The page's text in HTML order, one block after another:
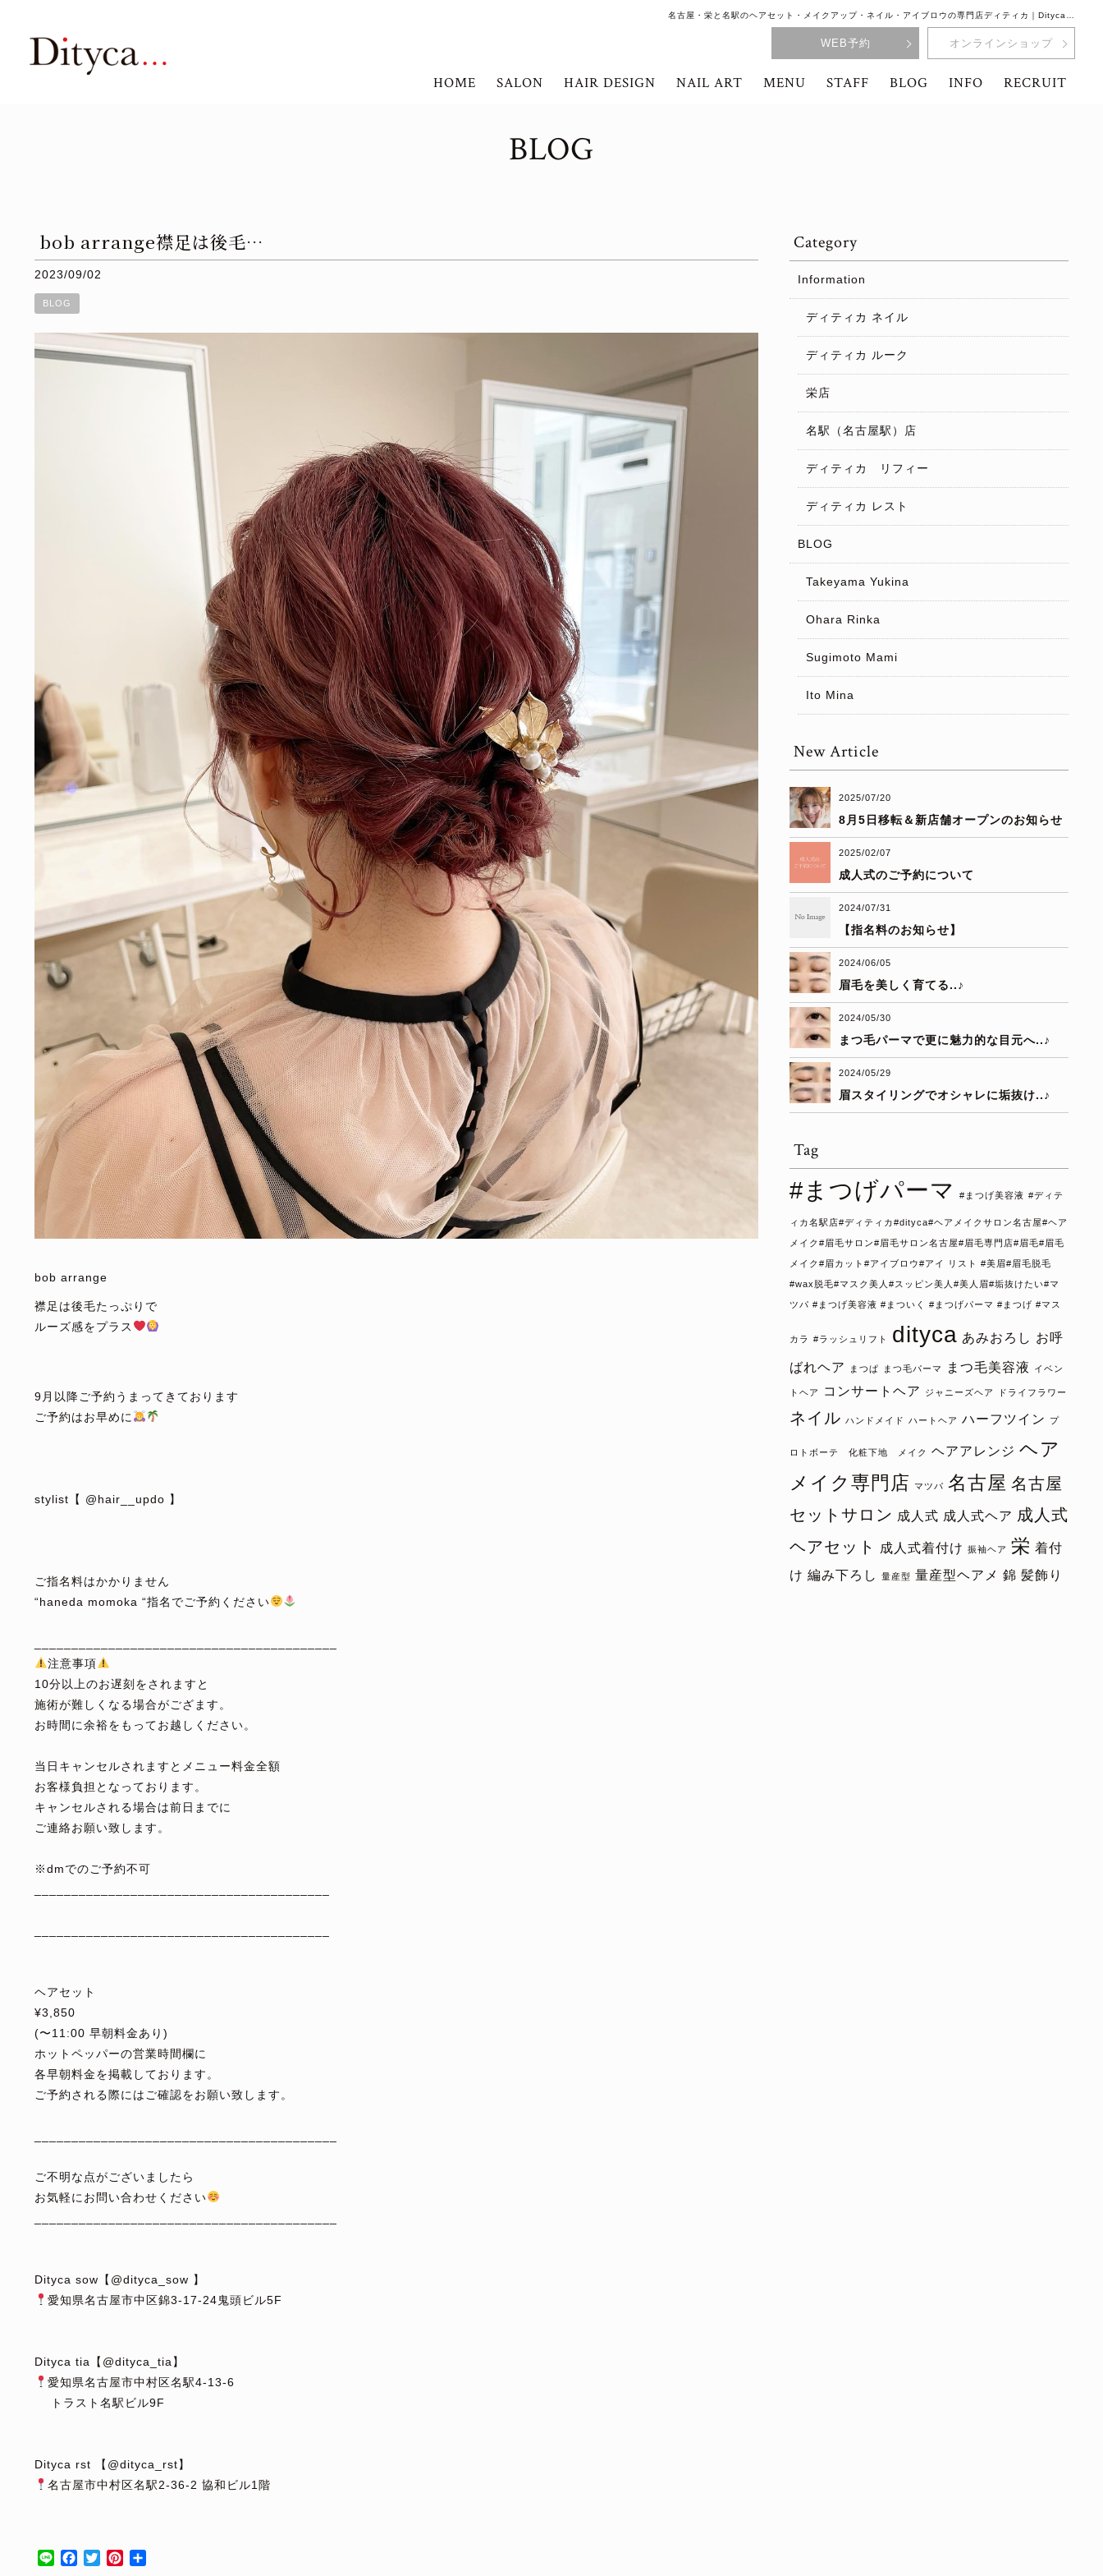
名古屋・栄と名駅のヘアセット・メイクアップ・ネイル・アイブロウの専門店ディティカ｜Dityca…
WEB予約 オンラインショップ
HOME SALON HAIR DESIGN NAIL ART MENU STAFF BLOG INFO RECRUIT
BLOG
⁡bob arrange襟足は後毛…
2023/09/02
BLOG
bob arrange
襟足は後毛たっぷりで
ルーズ感をプラス
9月以降ご予約うまってきております
ご予約はお早めに
stylist【 @hair__updo 】
ご指名料はかかりません
“haneda momoka “指名でご予約ください
注意事項
10分以上のお遅刻をされますと
施術が難しくなる場合がござます。
お時間に余裕をもってお越しください。
当日キャンセルされますとメニュー料金全額
お客様負担となっております。
キャンセルされる場合は前日までに
ご連絡お願い致します。
※dmでのご予約不可
ヘアセット
¥3,850
(〜11:00 早朝料金あり)
ホットペッパーの営業時間欄に
各早朝料金を掲載しております。
ご予約される際にはご確認をお願い致します。
ご不明な点がございましたら
お気軽にお問い合わせください
Dityca sow【@dityca_sow 】
愛知県名古屋市中区錦3-17-24鬼頭ビル5F
Dityca tia【@dityca_tia】
愛知県名古屋市中村区名駅4-13-6
トラスト名駅ビル9F
Dityca rst 【@dityca_rst】
名古屋市中村区名駅2-36-2 協和ビル1階
Line Facebook
TwitterPinterest
Category
Information
ディティカ ネイル
ディティカ ルーク
栄店
名駅（名古屋駅）店
ディティカ リフィー
ディティカ レスト
BLOG
Takeyama Yukina
Ohara Rinka
Sugimoto Mami
Ito Mina
New Article
2025/07/20
8月5日移転＆新店舗オープンのお知らせ
2025/02/07
成人式のご予約について
2024/07/31
【指名料のお知らせ】
2024/06/05
眉毛を美しく育てる..♪
2024/05/30
まつ毛パーマで更に魅力的な目元へ..♪
2024/05/29
眉スタイリングでオシャレに垢抜け..♪
Tag
#まつげパーマ #まつげ美容液 #ディテ
ィカ名駅店#ディティカ#dityca#ヘアメイクサロン名古屋#ヘア
メイク#眉毛サロン#眉毛サロン名古屋#眉毛専門店#眉毛#眉毛
メイク#眉カット#アイブロウ#アイ リスト #美眉#眉毛脱毛
#wax脱毛#マスク美人#スッピン美人#美人眉#垢抜けたい#マ
ツパ #まつげ美容液 #まついく #まつげパーマ #まつげ #マス
カラ #ラッシュリフト dityca あみおろし お呼
ばれヘア
まつぱ まつ毛パーマ まつ毛美容液 イベン
トヘア コンサートヘア ジャニーズヘア ドライフラワー
ネイル ハンドメイド ハートヘア ハーフツイン プ
ロトボーテ 化粧下地 メイク ヘアアレンジ ヘア
メイク専門店 マツパ 名古屋 名古屋
セットサロン 成人式 成人式ヘア 成人式
ヘアセット
成人式着付け 振袖ヘア 栄 着付
け 編み下ろし 量産型 量産型ヘアメ 錦 髪飾り